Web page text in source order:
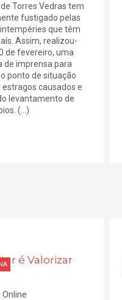
Torres Vedras tem
fustigado pelas
que têm
Assim, realizou-
de fevereiro, uma
de imprensa para
ponto de situação
causados e
levantamento de
(...)
é Valorizar